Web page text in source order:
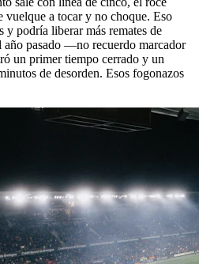
vuelque a tocar y no choque. Eso
y podría liberar más remates de
pasado —no recuerdo marcador
un primer tiempo cerrado y un
de desorden. Esos fogonazos